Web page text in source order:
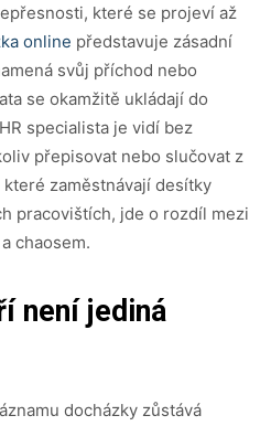
které se projeví až
online představuje zásadní
svůj příchod nebo
se okamžitě ukládají do
specialista je vidí bez
přepisovat nebo slučovat z
zaměstnávají desítky
pracovištích, jde o rozdíl mezi
chaosem.
není jediná
docházky zůstává